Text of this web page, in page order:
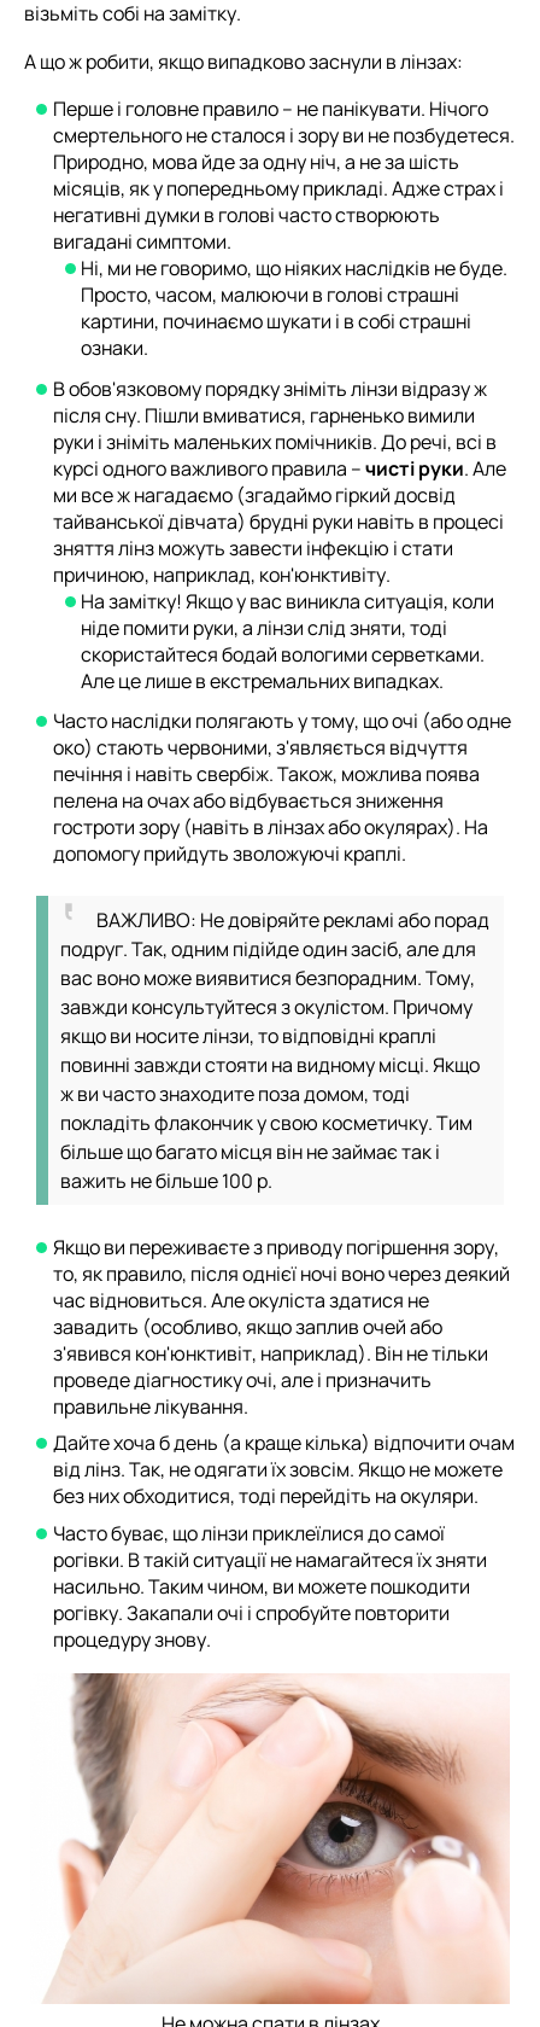
візьміть собі на замітку.
А що ж робити, якщо випадково заснули в лінзах:
Перше і головне правило – не панікувати. Нічого
смертельного не сталося і зору ви не позбудетеся.
Природно, мова йде за одну ніч, а не за шість
місяців, як у попередньому прикладі. Адже страх і
негативні думки в голові часто створюють
вигадані симптоми.
Ні, ми не говоримо, що ніяких наслідків не буде.
Просто, часом, малюючи в голові страшні
картини, починаємо шукати і в собі страшні
ознаки.
В обов'язковому порядку зніміть лінзи відразу ж
після сну. Пішли вмиватися, гарненько вимили
руки і зніміть маленьких помічників. До речі, всі в
курсі одного важливого правила –чисті руки. Але
ми все ж нагадаємо (згадаймо гіркий досвід
тайванської дівчата) брудні руки навіть в процесі
зняття лінз можуть завести інфекцію і стати
причиною, наприклад, кон'юнктивіту.
На замітку! Якщо у вас виникла ситуація, коли
ніде помити руки, а лінзи слід зняти, тоді
скористайтеся бодай вологими серветками.
Але це лише в екстремальних випадках.
Часто наслідки полягають у тому, що очі (або одне
око) стають червоними, з'являється відчуття
печіння і навіть свербіж. Також, можлива поява
пелена на очах або відбувається зниження
гостроти зору (навіть в лінзах або окулярах). На
допомогу прийдуть зволожуючі краплі.
ВАЖЛИВО: Не довіряйте рекламі або порад
подруг. Так, одним підійде один засіб, але для
вас воно може виявитися безпорадним. Тому,
завжди консультуйтеся з окулістом. Причому
якщо ви носите лінзи, то відповідні краплі
повинні завжди стояти на видному місці. Якщо
ж ви часто знаходите поза домом, тоді
покладіть флакончик у свою косметичку. Тим
більше що багато місця він не займає так і
важить не більше 100 р.
Якщо ви переживаєте з приводу погіршення зору,
то, як правило, після однієї ночі воно через деякий
час відновиться. Але окуліста здатися не
завадить (особливо, якщо заплив очей або
з'явився кон'юнктивіт, наприклад). Він не тільки
проведе діагностику очі, але і призначить
правильне лікування.
Дайте хоча б день (а краще кілька) відпочити очам
від лінз. Так, не одягати їх зовсім. Якщо не можете
без них обходитися, тоді перейдіть на окуляри.
Часто буває, що лінзи приклеїлися до самої
рогівки. В такій ситуації не намагайтеся їх зняти
насильно. Таким чином, ви можете пошкодити
рогівку. Закапали очі і спробуйте повторити
процедуру знову.